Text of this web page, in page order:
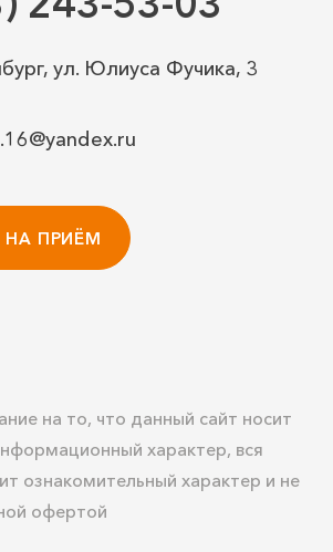
ул. Юлиуса Фучика, 3
НА ПРИЁМ
на то, что данный сайт носит
характер, вся
ознакомительный характер и не
офертой